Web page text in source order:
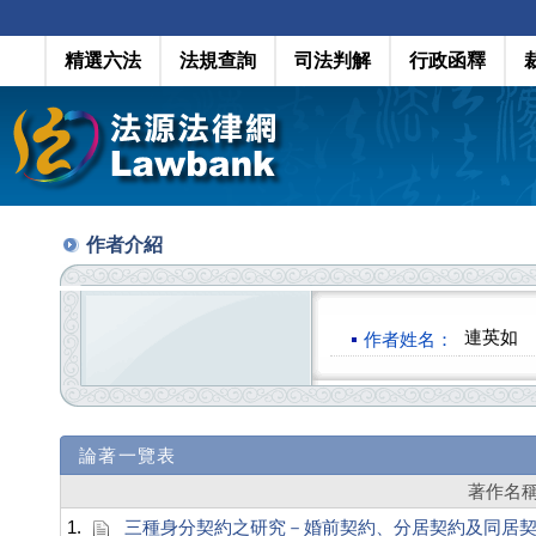
精選六法 法規查詢 司法判解 行政函釋
作者介紹
作者姓名： 連英如
論著一覽表
著作名
1.
三種身分契約之研究－婚前契約、分居契約及同居